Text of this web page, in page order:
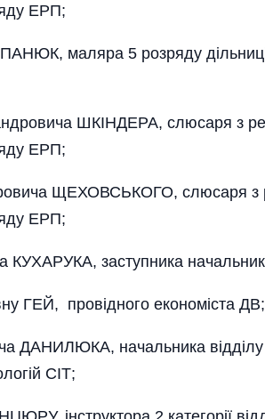
ЕРП;
маляра 5 розряду
ШКІНДЕРА, слюсаря з
ЕРП;
ЩЕХОВСЬКОГО, слюсаря з
ЕРП;
КУХАРУКА, заступника
ГЕЙ, провідного економіста ДВ;
ДАНИЛЮКА, начальника відділу
СІТ;